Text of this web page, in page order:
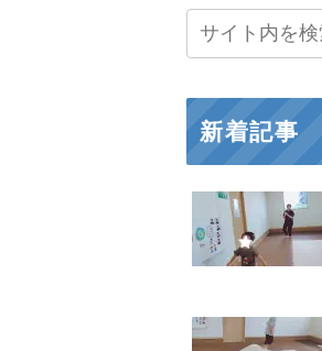
新着記事